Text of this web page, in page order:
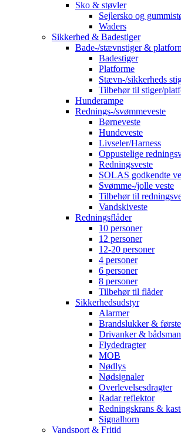
Sko & støvler
Sejlersko og
Waders
Sikkerhed & Badestiger
Bade-/stævnstiger &
Badestiger
Platforme
Stævn-/sikkerheds
Tilbehør til stiger/
Hunderampe
Rednings-/svømmeveste
Børneveste
Hundeveste
Livseler/Harness
Oppustelige
Redningsveste
SOLAS godkendte
Svømme-/jolle veste
Tilbehør til
Vandskiveste
Redningsflåder
10 personer
12 personer
12-20 personer
4 personer
6 personer
8 personer
Tilbehør til flåder
Sikkerhedsudstyr
Alarmer
Brandslukker &
Drivanker &
Flydedragter
MOB
Nødlys
Nødsignaler
Overlevelsesdragter
Radar reflektor
Redningskrans &
Signalhorn
Vandsport & Fritid